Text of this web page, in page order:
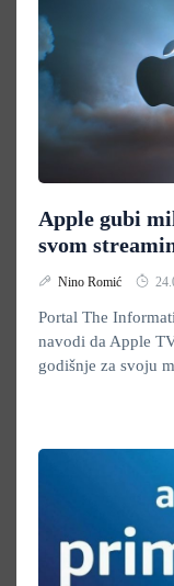
Apple gubi
svom
Nino Romić
Portal The
navodi da Apple
godišnje za svoju